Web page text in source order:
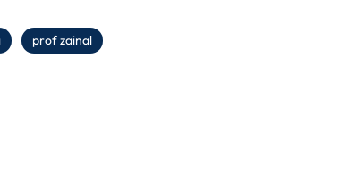
prof zainal